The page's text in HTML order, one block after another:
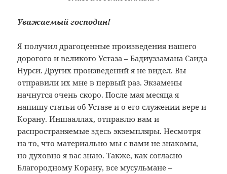
Уважаемый господин!
Я получил драгоценные произведения нашего
дорогого и великого Устаза – Бадиуззамана Саида
Нурси. Других произведений я не видел. Вы
отправили их мне в первый раз. Экзамены
начнутся очень скоро. После мая месяца я
напишу статьи об Устазе и о его служении вере и
Корану. Иншааллах, отправлю вам и
распространяемые здесь экземпляры. Несмотря
на то, что материально мы с вами не знакомы,
но духовно я вас знаю. Также, как согласно
Благородному Корану, все мусульмане –